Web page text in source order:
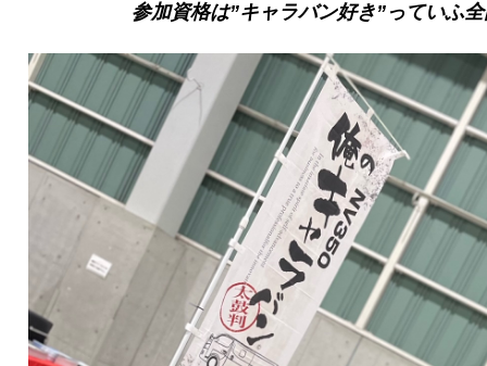
参加資格は”キャラバン好き”っていふ